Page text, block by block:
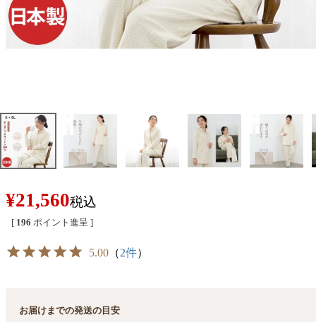
¥21,560税込
[ 196 ポイント進呈 ]
5.00 （2件）
お届けまでの発送の目安